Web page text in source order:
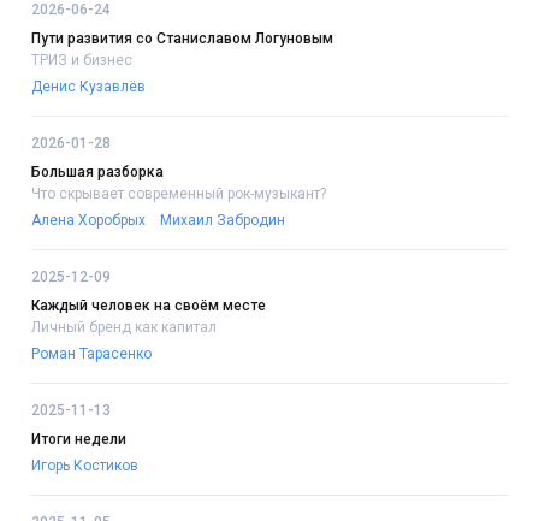
2026-06-24
Пути развития со Станиславом Логуновым
ТРИЗ и бизнес
Денис Кузавлёв
2026-01-28
Большая разборка
Что скрывает современный рок-музыкант?
Алена Хоробрых
Михаил Забродин
2025-12-09
Каждый человек на своём месте
Личный бренд как капитал
Роман Тарасенко
2025-11-13
Итоги недели
Игорь Костиков